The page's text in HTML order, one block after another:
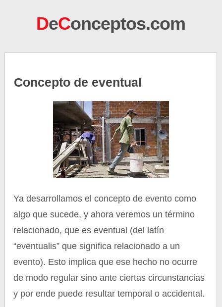
DeConceptos.com
Concepto de eventual
Ya desarrollamos el concepto de evento como
algo que sucede, y ahora veremos un término
relacionado, que es eventual (del latín
“eventualis” que significa relacionado a un
evento). Esto implica que ese hecho no ocurre
de modo regular sino ante ciertas circunstancias
y por ende puede resultar temporal o accidental.